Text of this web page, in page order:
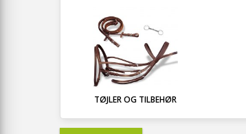
TØJLER OG TILBEHØR